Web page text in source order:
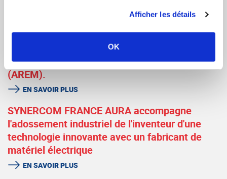
Afficher les détails
OK
SYNERCOM FRANCE CENTRE-ATLANTIQUE
organise la cession de la société MTH et de
ses filiales à la société APPLICATIONS
RATIONNELLES ELECTRO MECANIQUE
(AREM).
EN SAVOIR PLUS
SYNERCOM FRANCE AURA accompagne
l'adossement industriel de l'inventeur d'une
technologie innovante avec un fabricant de
matériel électrique
EN SAVOIR PLUS